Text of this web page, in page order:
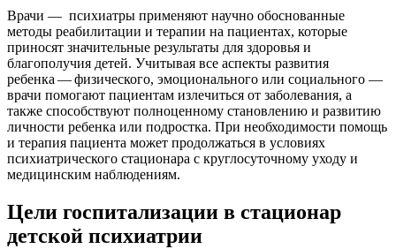
Врачи — психиатры применяют научно обоснованные
методы реабилитации и терапии на пациентах, которые
приносят значительные результаты для здоровья и
благополучия детей. Учитывая все аспекты развития
ребенка — физического, эмоционального или социального —
врачи помогают пациентам излечиться от заболевания, а
также способствуют полноценному становлению и развитию
личности ребенка или подростка. При необходимости помощь
и терапия пациента может продолжаться в условиях
психиатрического стационара с круглосуточному уходу и
медицинским наблюдениям.
Цели госпитализации в стационар
детской психиатрии